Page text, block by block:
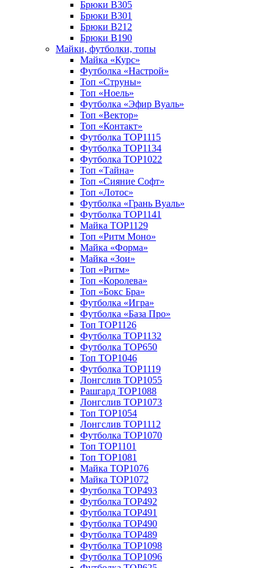
Брюки B305
Брюки B301
Брюки B212
Брюки B190
Майки, футболки, топы
Майка «Курс»
Футболка «Настрой»
Топ «Струны»
Топ «Ноель»
Футболка «Эфир Вуаль»
Топ «Вектор»
Топ «Контакт»
Футболка TOP1115
Футболка TOP1134
Футболка TOP1022
Топ «Тайна»
Топ «Сияние Софт»
Топ «Лотос»
Футболка «Грань Вуаль»
Футболка TOP1141
Майка TOP1129
Топ «Ритм Моно»
Майка «Форма»
Майка «Зои»
Топ «Ритм»
Топ «Королева»
Топ «Бокс Бра»
Футболка «Игра»
Футболка «База Про»
Топ TOP1126
Футболка TOP1132
Футболка TOP650
Топ TOP1046
Футболка TOP1119
Лонгслив TOP1055
Рашгард TOP1088
Лонгслив TOP1073
Топ TOP1054
Лонгслив TOP1112
Футболка TOP1070
Топ TOP1101
Топ TOP1081
Майка TOP1076
Майка TOP1072
Футболка TOP493
Футболка TOP492
Футболка TOP491
Футболка TOP490
Футболка TOP489
Футболка TOP1098
Футболка TOP1096